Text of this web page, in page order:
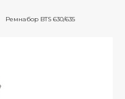
Ремнабор BTS 630/635